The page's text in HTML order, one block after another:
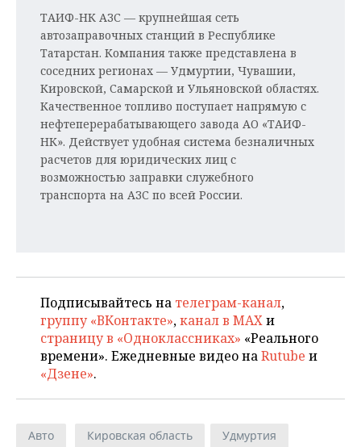
ТАИФ-НК АЗС — крупнейшая сеть
автозаправочных станций в Республике
Татарстан. Компания также представлена в
соседних регионах — Удмуртии, Чувашии,
Кировской, Самарской и Ульяновской областях.
Качественное топливо поступает напрямую с
нефтеперерабатывающего завода АО «ТАИФ-
НК». Действует удобная система безналичных
расчетов для юридических лиц с
возможностью заправки служебного
транспорта на АЗС по всей России.
Подписывайтесь на телеграм-канал,
группу «ВКонтакте»,канал в MAXи
страницу в «Одноклассниках» «Реального
времени». Ежедневные видео наRutube и
«Дзене».
Авто Кировская область
Удмуртия